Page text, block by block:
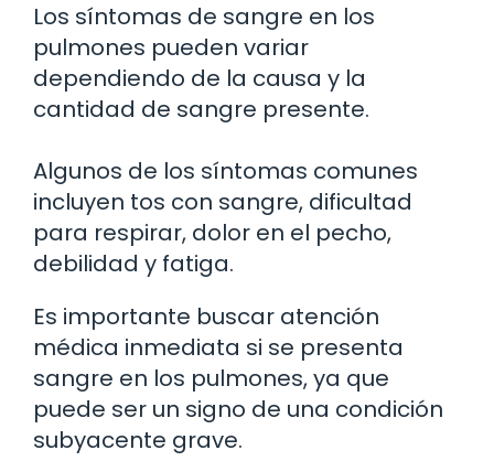
Los síntomas de sangre en los
pulmones pueden variar
dependiendo de la causa y la
cantidad de sangre presente.
Algunos de los síntomas comunes
incluyen tos con sangre, dificultad
para respirar, dolor en el pecho,
debilidad y fatiga.
Es importante buscar atención
médica inmediata si se presenta
sangre en los pulmones, ya que
puede ser un signo de una condición
subyacente grave.